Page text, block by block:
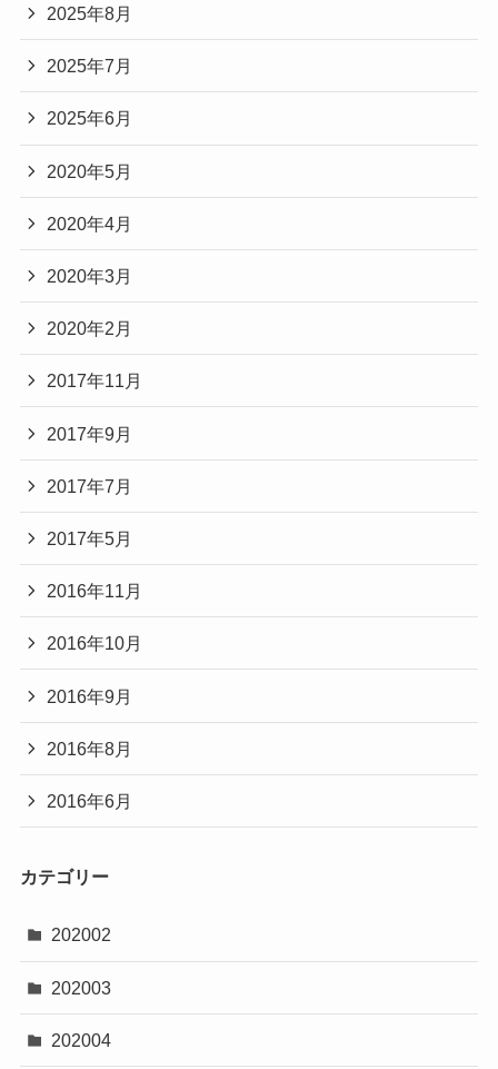
2025年8月
2025年7月
2025年6月
2020年5月
2020年4月
2020年3月
2020年2月
2017年11月
2017年9月
2017年7月
2017年5月
2016年11月
2016年10月
2016年9月
2016年8月
2016年6月
カテゴリー
202002
202003
202004